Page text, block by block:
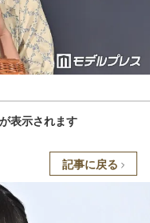
表示されます
記事に戻る